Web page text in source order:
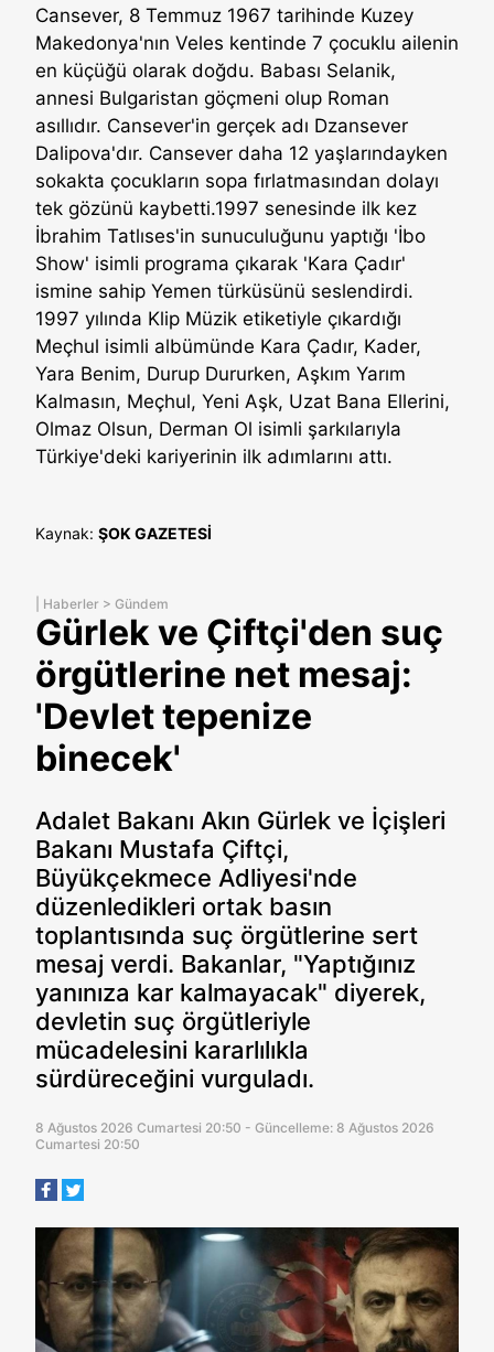
Cansever, 8 Temmuz 1967 tarihinde Kuzey
Makedonya'nın Veles kentinde 7 çocuklu ailenin
en küçüğü olarak doğdu. Babası Selanik,
annesi Bulgaristan göçmeni olup Roman
asıllıdır. Cansever'in gerçek adı Dzansever
Dalipova'dır. Cansever daha 12 yaşlarındayken
sokakta çocukların sopa fırlatmasından dolayı
tek gözünü kaybetti.1997 senesinde ilk kez
İbrahim Tatlıses'in sunuculuğunu yaptığı 'İbo
Show' isimli programa çıkarak 'Kara Çadır'
ismine sahip Yemen türküsünü seslendirdi.
1997 yılında Klip Müzik etiketiyle çıkardığı
Meçhul isimli albümünde Kara Çadır, Kader,
Yara Benim, Durup Dururken, Aşkım Yarım
Kalmasın, Meçhul, Yeni Aşk, Uzat Bana Ellerini,
Olmaz Olsun, Derman Ol isimli şarkılarıyla
Türkiye'deki kariyerinin ilk adımlarını attı.
Kaynak: ŞOK GAZETESİ
Haberler > Gündem
Gürlek ve Çiftçi'den suç
örgütlerine net mesaj:
'Devlet tepenize
binecek'
Adalet Bakanı Akın Gürlek ve İçişleri
Bakanı Mustafa Çiftçi,
Büyükçekmece Adliyesi'nde
düzenledikleri ortak basın
toplantısında suç örgütlerine sert
mesaj verdi. Bakanlar, "Yaptığınız
yanınıza kar kalmayacak" diyerek,
devletin suç örgütleriyle
mücadelesini kararlılıkla
sürdüreceğini vurguladı.
8 Ağustos 2026 Cumartesi 20:50 - Güncelleme: 8 Ağustos 2026
Cumartesi 20:50